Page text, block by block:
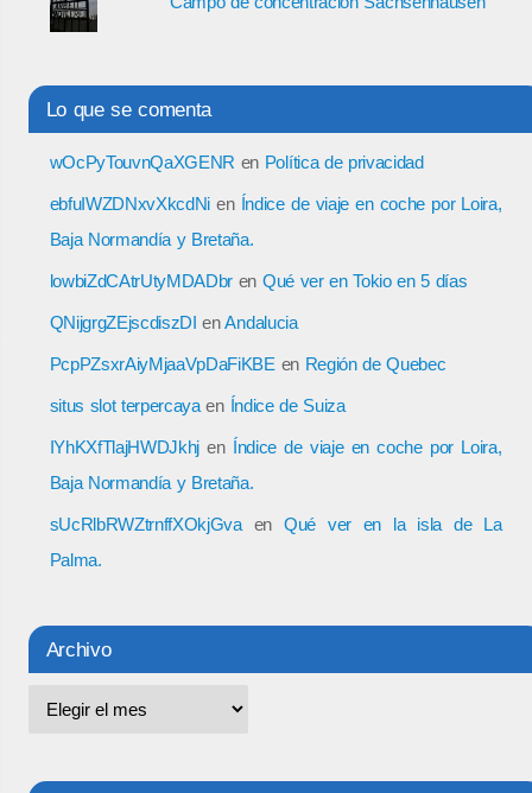
Lo que se comenta
wOcPyTouvnQaXGENR en Política de privacidad
ebfuIWZDNxvXkcdNi en Índice de viaje en coche por Loira,
Baja Normandía y Bretaña.
lowbiZdCAtrUtyMDADbr en Qué ver en Tokio en 5 días
QNijgrgZEjscdiszDI enAndalucia
PcpPZsxrAiyMjaaVpDaFiKBE en Región de Quebec
situs slot terpercayaen Índice de Suiza
IYhKXfTlajHWDJkhj en Índice de viaje en coche por Loira,
Baja Normandía y Bretaña.
sUcRlbRWZtrnffXOkjGvaen Qué ver en la isla de La
Palma.
Archivo